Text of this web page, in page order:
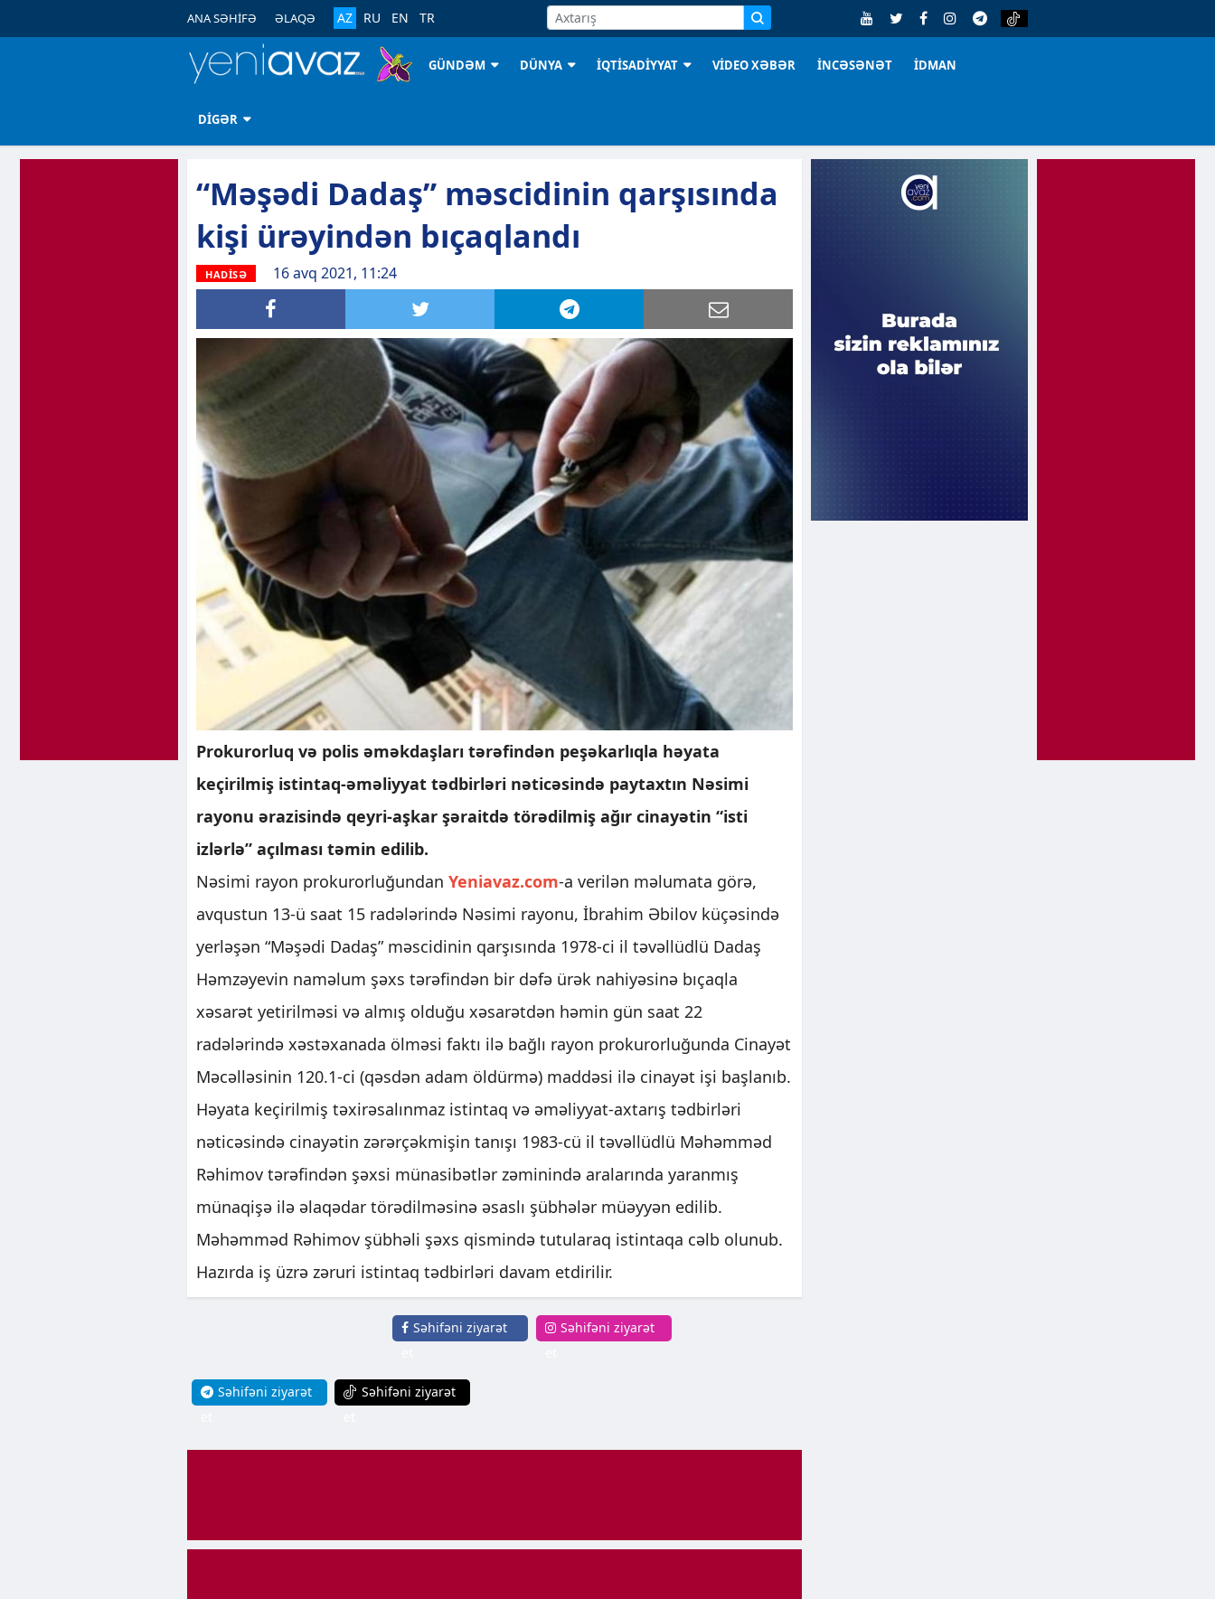
ANA SƏHİFƏ ƏLAQƏ AZ RU EN TR
GÜNDƏM DÜNYA İQTİSADİYYAT VİDEO XƏBƏR İNCƏSƏNƏT İDMAN
DİGƏR
“Məşədi Dadaş” məscidinin qarşısında
kişi ürəyindən bıçaqlandı
HADİSƏ 16 avq 2021, 11:24
Prokurorluq və polis əməkdaşları tərəfindən peşəkarlıqla həyata
keçirilmiş istintaq-əməliyyat tədbirləri nəticəsində paytaxtın Nəsimi
rayonu ərazisində qeyri-aşkar şəraitdə törədilmiş ağır cinayətin “isti
izlərlə” açılması təmin edilib.
Nəsimi rayon prokurorluğundan Yeniavaz.com-a verilən məlumata görə,
avqustun 13-ü saat 15 radələrində Nəsimi rayonu, İbrahim Əbilov küçəsində
yerləşən “Məşədi Dadaş” məscidinin qarşısında 1978-ci il təvəllüdlü Dadaş
Həmzəyevin naməlum şəxs tərəfindən bir dəfə ürək nahiyəsinə bıçaqla
xəsarət yetirilməsi və almış olduğu xəsarətdən həmin gün saat 22
radələrində xəstəxanada ölməsi faktı ilə bağlı rayon prokurorluğunda Cinayət
Məcəlləsinin 120.1-ci (qəsdən adam öldürmə) maddəsi ilə cinayət işi başlanıb.
Həyata keçirilmiş təxirəsalınmaz istintaq və əməliyyat-axtarış tədbirləri
nəticəsində cinayətin zərərçəkmişin tanışı 1983-cü il təvəllüdlü Məhəmməd
Rəhimov tərəfindən şəxsi münasibətlər zəminində aralarında yaranmış
münaqişə ilə əlaqədar törədilməsinə əsaslı şübhələr müəyyən edilib.
Məhəmməd Rəhimov şübhəli şəxs qismində tutularaq istintaqa cəlb olunub.
Hazırda iş üzrə zəruri istintaq tədbirləri davam etdirilir.
Səhifəni ziyarət
Səhifəni ziyarət
Səhifəni ziyarət
Səhifəni ziyarət